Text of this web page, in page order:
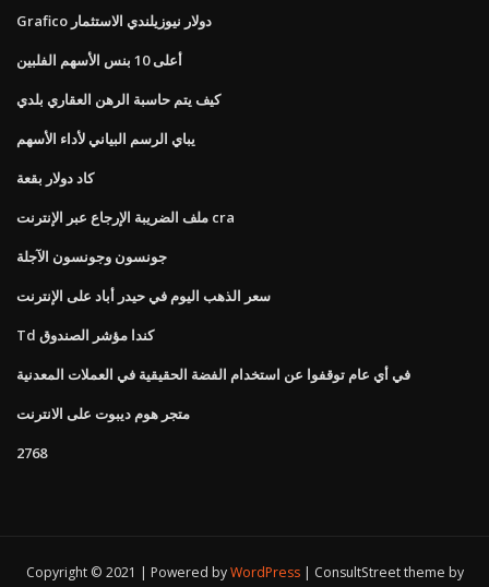
Grafico دولار نيوزيلندي الاستثمار
أعلى 10 بنس الأسهم الفلبين
كيف يتم حاسبة الرهن العقاري بلدي
يباي الرسم البياني لأداء الأسهم
كاد دولار بقعة
ملف الضريبة الإرجاع عبر الإنترنت cra
جونسون وجونسون الآجلة
سعر الذهب اليوم في حيدر أباد على الإنترنت
Td كندا مؤشر الصندوق
في أي عام توقفوا عن استخدام الفضة الحقيقية في العملات المعدنية
متجر هوم ديبوت على الانترنت
2768
Copyright © 2021 | Powered byWordPress
ConsultStreet theme by